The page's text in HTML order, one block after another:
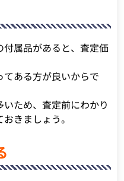
属品があると、査定価
ある方が良いからで
ため、査定前にわかり
きましょう。